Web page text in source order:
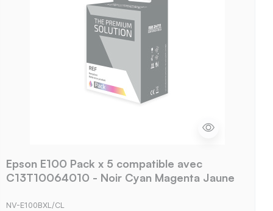
Epson E100 Pack x 5 compatible avec
C13T10064010 - Noir Cyan Magenta Jaune
NV-E100BXL/CL